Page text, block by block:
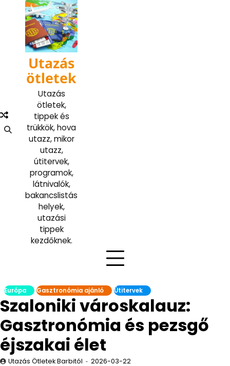
content
Utazás
ötletek
Utazás
ötletek,
tippek és
trükkök, hova
utazz, mikor
utazz,
útitervek,
programok,
látnivalók,
bakancslistás
helyek,
utazási
tippek
kezdőknek.
Európa Gasztronómia ajánló Útitervek
Szaloniki városkalauz:
Gasztronómia és pezsgő
éjszakai élet
Utazás Ötletek Barbitól 2026-03-22